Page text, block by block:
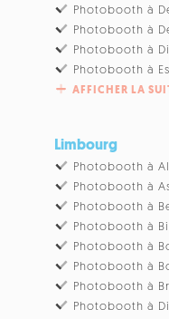
Photobooth à
Photobooth à
Photobooth à
Photobooth à
AFFICHER LA
Limbourg
Photobooth à
Photobooth à
Photobooth à
Photobooth à
Photobooth à
Photobooth à
Photobooth à
Photobooth à